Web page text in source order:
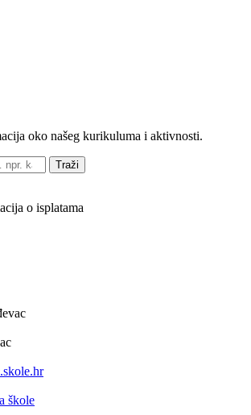
oko našeg kurikuluma i aktivnosti.
Traži
o isplatama
škole